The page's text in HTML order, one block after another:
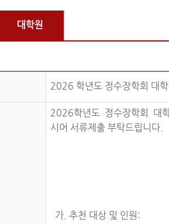
대학원
2026 학년도 정수장학회 대
2026학년도 정수장학회 대
시어 서류제출 부탁드립니다.
가. 추천 대상 및 인원: